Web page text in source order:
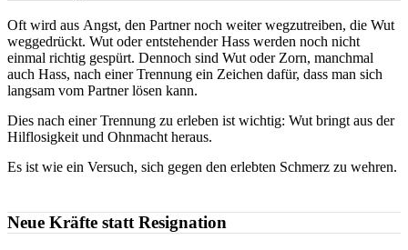
Oft wird aus Angst, den Partner noch weiter wegzutreiben, die Wut
weggedrückt. Wut oder entstehender Hass werden noch nicht
einmal richtig gespürt. Dennoch sind Wut oder Zorn, manchmal
auch Hass, nach einer Trennung ein Zeichen dafür, dass man sich
langsam vom Partner lösen kann.
Dies nach einer Trennung zu erleben ist wichtig: Wut bringt aus der
Hilflosigkeit und Ohnmacht heraus.
Es ist wie ein Versuch, sich gegen den erlebten Schmerz zu wehren.
Neue Kräfte statt Resignation